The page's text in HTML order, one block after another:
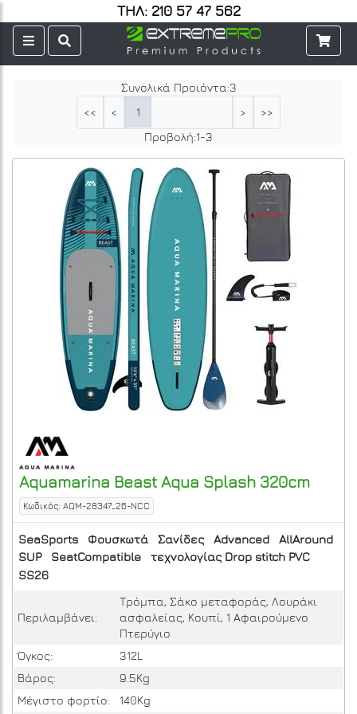
ΤΗΛ: 210 57 47 562
Συνολικά Προιόντα:3
<<
< 1 >
>>
Προβολή:1-3
Aquamarina Beast Aqua Splash 320cm
Κωδικός: AQM-28347_26-NCC
SeaSports Φουσκωτά Σανίδες Advanced
AllAround
SUP
SeatCompatible
τεχνολογίας Drop stitch PVC
SS26
Περιλαμβάνει:
Τρόμπα, Σάκο μεταφοράς, Λουράκι
ασφαλείας, Κουπί, 1 Αφαιρούμενο
Πτερύγιο
Όγκος:
312L
Βάρος:
9.5Kg
Μέγιστο φορτίο:
140Kg